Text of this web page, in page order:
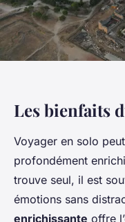
Les bienfaits
Voyager en solo
profondément
trouve seul, il est
émotions sans
enrichissante offre